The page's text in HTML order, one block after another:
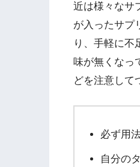
近は様々なサ
が入ったサプ
り、手軽に不
味が無くなっ
どを注意して
必ず用
自分の